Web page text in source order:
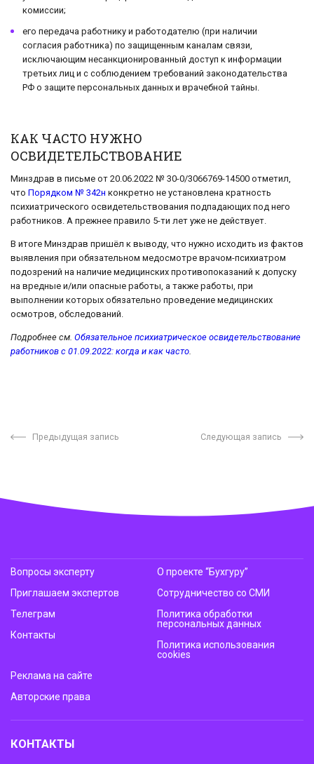
комиссии;
его передача работнику и работодателю (при наличии
согласия работника) по защищенным каналам связи,
исключающим несанкционированный доступ к информации
третьих лиц и с соблюдением требований законодательства
РФ о защите персональных данных и врачебной тайны.
КАК ЧАСТО НУЖНО
ОСВИДЕТЕЛЬСТВОВАНИЕ
Минздрав в письме от 20.06.2022 № 30-0/3066769-14500 отметил,
что Порядком № 342н конкретно не установлена кратность
психиатрического освидетельствования подпадающих под него
работников. А прежнее правило 5-ти лет уже не действует.
В итоге Минздрав пришёл к выводу, что нужно исходить из фактов
выявления при обязательном медосмотре врачом-психиатром
подозрений на наличие медицинских противопоказаний к допуску
на вредные и/или опасные работы, а также работы, при
выполнении которых обязательно проведение медицинских
осмотров, обследований.
Подробнее см. Обязательное психиатрическое освидетельствование
работников с 01.09.2022: когда и как часто
Предыдущая запись Следующая запись
Вопросы эксперту
Приглашаем экспертов
Телеграм
Контакты
О проекте “Бухгуру”
Сотрудничество со СМИ
Политика обработки
персональных данных
Политика использования
cookies
Реклама на сайте
Авторские права
КОНТАКТЫ